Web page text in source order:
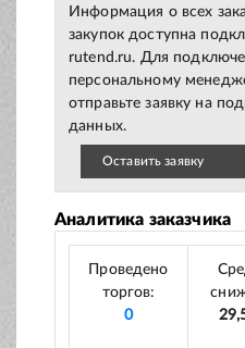
Информация о всех
закупок доступна
rutend.ru. Для
персональному
отправьте заявку на
данных.
Оставить заявку
Аналитика заказчика
Проведено
торгов:
0